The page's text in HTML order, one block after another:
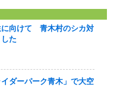
に向けて 青木村のシカ対
た
ダーパーク青木」で大空